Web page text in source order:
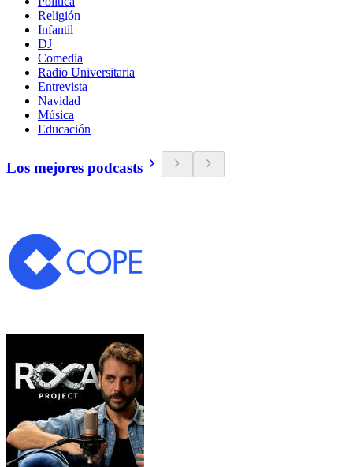
Religión
Infantil
DJ
Comedia
Radio Universitaria
Entrevista
Navidad
Música
Educación
Los mejores podcasts